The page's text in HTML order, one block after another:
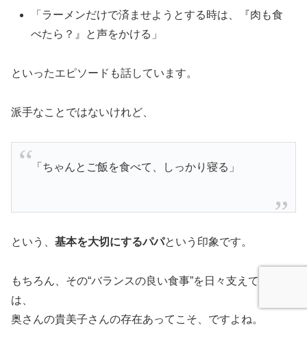
「ラーメンだけで済ませようとする時は、『肉も食
べたら？』と声をかける」
といったエピソードも話しています。
派手なことではないけれど、
「ちゃんとご飯を食べて、しっかり寝る」
という、 基本を大切にするパパという印象です。
もちろん、その“バランスの良い食事”を日々支えているの
は、
奥さんの貴美子さんの存在あってこそ、ですよね。